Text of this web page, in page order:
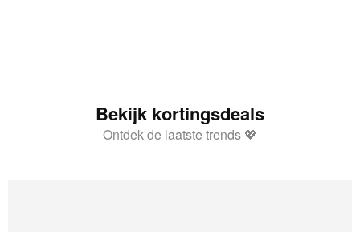
Bekijk kortingsdeals
Ontdek de laatste trends 💖